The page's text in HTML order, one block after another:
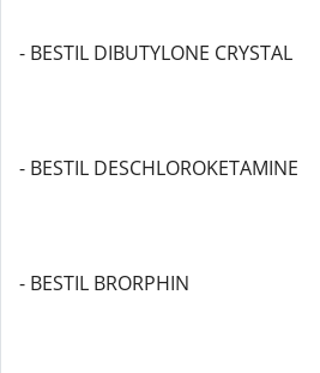
- BESTIL DIBUTYLONE CRYSTAL
- BESTIL DESCHLOROKETAMINE
- BESTIL BRORPHIN